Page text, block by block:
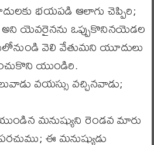
భయపడి ఆలాగు చెప్పిరి;
అని యెవరైనను ఒప్పుకొనినయెడల
వెలి వేతుమని యూదులు
యుండిరి.
వయస్సు వచ్చినవాడు;
మనుష్యుని రెండవ మారు
ఈ మనుష్యుడు